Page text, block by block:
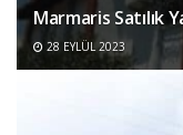
Marmaris Satılık
28 EYLÜL 2023